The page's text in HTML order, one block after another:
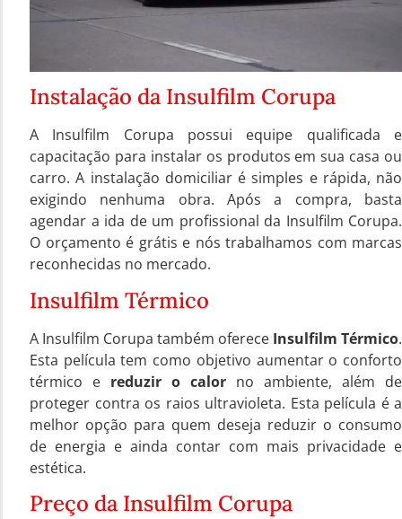
Instalação da Insulfilm Corupa
A Insulfilm Corupa possui equipe qualificada e
capacitação para instalar os produtos em sua casa ou
carro. A instalação domiciliar é simples e rápida, não
exigindo nenhuma obra. Após a compra, basta
agendar a ida de um profissional da Insulfilm Corupa.
O orçamento é grátis e nós trabalhamos com marcas
reconhecidas no mercado.
Insulfilm Térmico
A Insulfilm Corupa também oferece Insulfilm Térmico.
Esta película tem como objetivo aumentar o conforto
térmico e reduzir o calor no ambiente, além de
proteger contra os raios ultravioleta. Esta película é a
melhor opção para quem deseja reduzir o consumo
de energia e ainda contar com mais privacidade e
estética.
Preço da Insulfilm Corupa